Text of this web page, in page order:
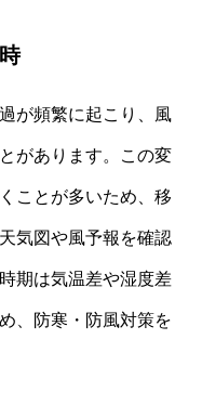
が頻繁に起こり、風
があります。この変
ことが多いため、移
気図や風予報を確認
期は気温差や湿度差
、防寒・防風対策を